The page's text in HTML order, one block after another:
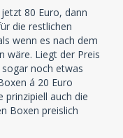
80 Euro, dann
die restlichen
wenn es nach dem
wäre. Liegt der Preis
noch etwas
á 20 Euro
prinzipiell auch die
Boxen preislich